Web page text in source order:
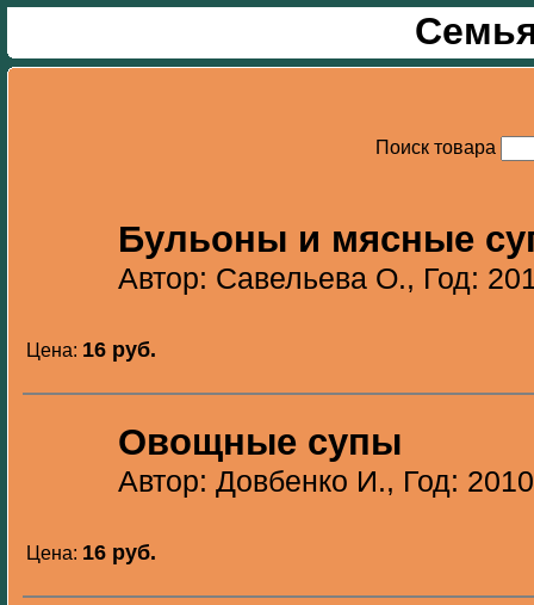
Поиск товара
Бульоны и мясные
Автор: Савельева О., Год:
Цена: 16 pуб.
Овощные супы
Автор: Довбенко И., Год: 2010
Цена: 16 pуб.